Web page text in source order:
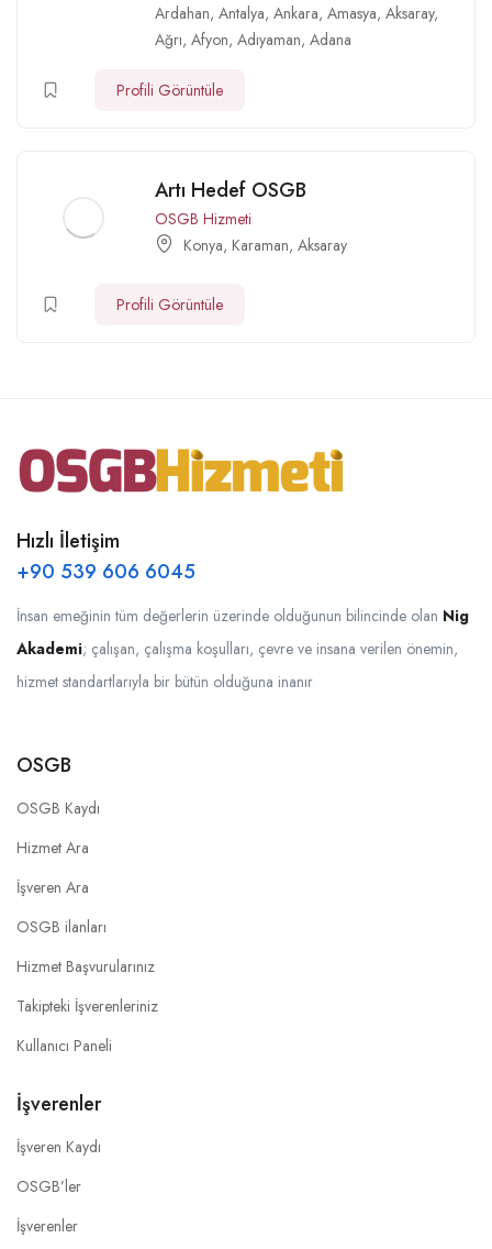
Ardahan, Antalya, Ankara, Amasya, Aksaray,
Ağrı, Afyon, Adıyaman, Adana
Profili Görüntüle
Artı Hedef OSGB
OSGB Hizmeti
Konya, Karaman, Aksaray
Profili Görüntüle
Hızlı İletişim
+90 539 606 6045
İnsan emeğinin tüm değerlerin üzerinde olduğunun bilincinde olan Nig
Akademi; çalışan, çalışma koşulları, çevre ve insana verilen önemin,
hizmet standartlarıyla bir bütün olduğuna inanır
OSGB
OSGB Kaydı
Hizmet Ara
İşveren Ara
OSGB ilanları
Hizmet Başvurularınız
Takipteki İşverenleriniz
Kullanıcı Paneli
İşverenler
İşveren Kaydı
OSGB’ler
İşverenler